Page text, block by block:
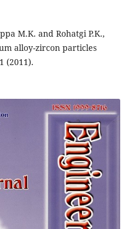
M.K. and Rohatgi P.K.,
alloy-zircon particles
(2011).